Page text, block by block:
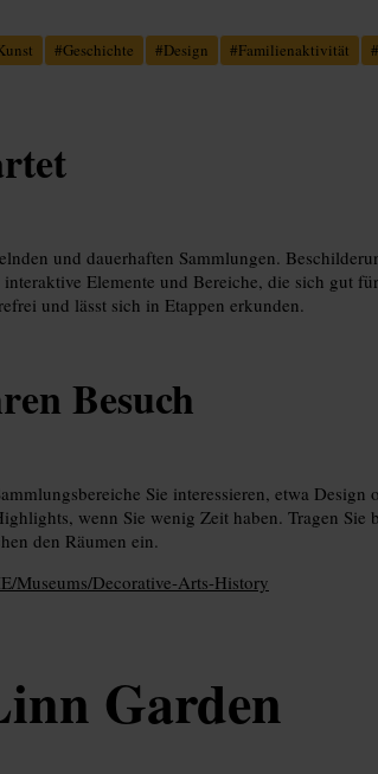
#Geschichte #Design #Familienaktivität #
und dauerhaften Sammlungen.
Elemente und Bereiche, die sich gut
und lässt sich in Etappen erkunden.
Besuch
Sie interessieren, etwa Design
wenn Sie wenig Zeit haben. Tragen Sie
den Räumen ein.
Museums/Decorative-Arts-History
Garden